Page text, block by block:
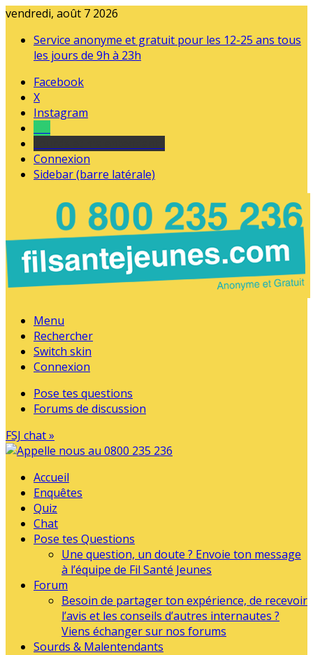
vendredi, août 7 2026
Service anonyme et gratuit pour les 12-25 ans tous
les jours de 9h à 23h
Facebook
X
Instagram
Connexion
Sidebar (barre latérale)
Menu
Rechercher
Switch skin
Connexion
Pose tes questions
Forums de discussion
FSJ chat »
Accueil
Enquêtes
Quiz
Chat
Pose tes Questions
Une question, un doute ? Envoie ton message
à l’équipe de Fil Santé Jeunes
Forum
Besoin de partager ton expérience, de recevoir
l’avis et les conseils d’autres internautes ?
Viens échanger sur nos forums
Sourds & Malentendants